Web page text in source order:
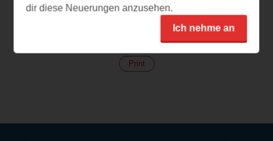
Du hast dein
Beziehungsglück selbst in
(175)
Print
dir diese Neuerungen anzusehen.
Ich nehme an